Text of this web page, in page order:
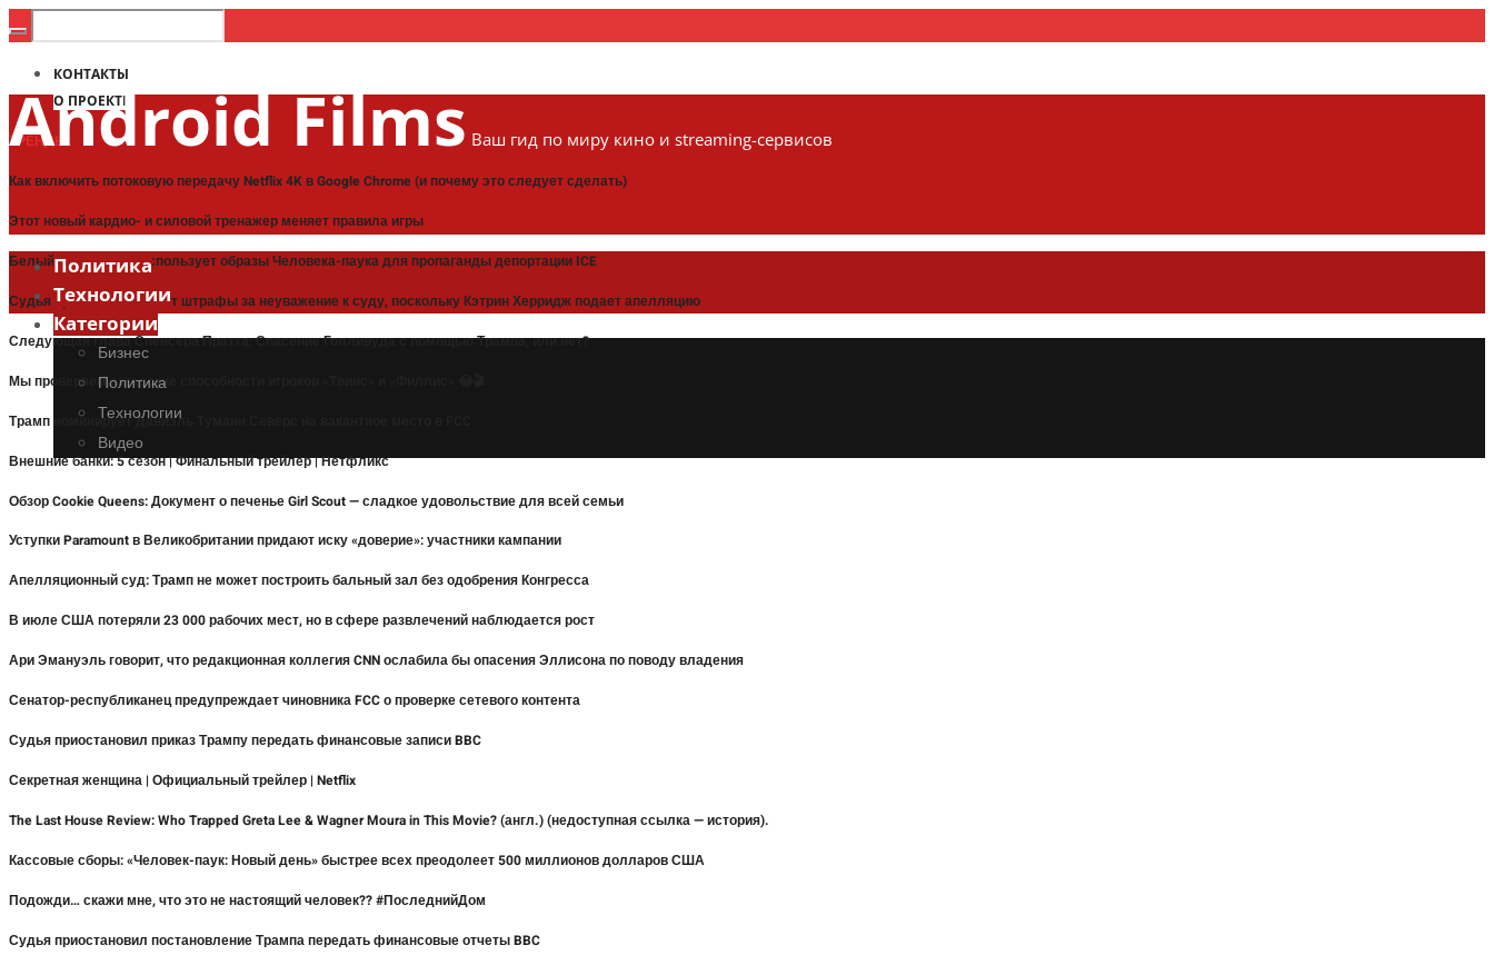
КОНТАКТЫ
О ПРОЕКТЕ
ТРЕНДЫ:
Как включить потоковую передачу Netflix 4K в Google Chrome (и почему это следует сделать)
Этот новый кардио- и силовой тренажер меняет правила игры
Белый дом Трампа использует образы Человека-паука для пропаганды депортации ICE
Судья приостанавливает штрафы за неуважение к суду, поскольку Кэтрин Херридж подает апелляцию
Следующая глава Спенсера Пратта: Спасение Голливуда с помощью Трампа, или нет?
Мы проверяем актерские способности игроков «Твинс» и «Филлис» 😂🎬
Трамп номинирует Даниэль Туманн Северс на вакантное место в FCC
Внешние банки: 5 сезон | Финальный трейлер | Нетфликс
Обзор Cookie Queens: Документ о печенье Girl Scout — сладкое удовольствие для всей семьи
Уступки Paramount в Великобритании придают иску «доверие»: участники кампании
Апелляционный суд: Трамп не может построить бальный зал без одобрения Конгресса
В июле США потеряли 23 000 рабочих мест, но в сфере развлечений наблюдается рост
Ари Эмануэль говорит, что редакционная коллегия CNN ослабила бы опасения Эллисона по поводу владения
Сенатор-республиканец предупреждает чиновника FCC о проверке сетевого контента
Судья приостановил приказ Трампу передать финансовые записи BBC
Секретная женщина | Официальный трейлер | Netflix
The Last House Review: Who Trapped Greta Lee & Wagner Moura in This Movie? (англ.) (недоступная ссылка — история).
Кассовые сборы: «Человек-паук: Новый день» быстрее всех преодолеет 500 миллионов долларов США
Подожди… скажи мне, что это не настоящий человек?? #ПоследнийДом
Судья приостановил постановление Трампа передать финансовые отчеты BBC
Android Films Ваш гид по миру кино и streaming-сервисов
Политика
Технологии
Категории
Бизнес
Политика
Технологии
Видео